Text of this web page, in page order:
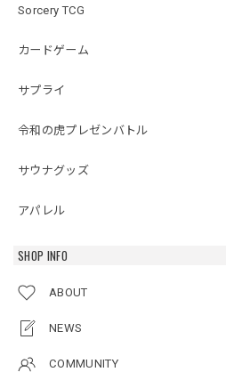
Sorcery TCG
カードゲーム
サプライ
令和の虎プレゼンバトル
サウナグッズ
アパレル
SHOP INFO
ABOUT
NEWS
COMMUNITY